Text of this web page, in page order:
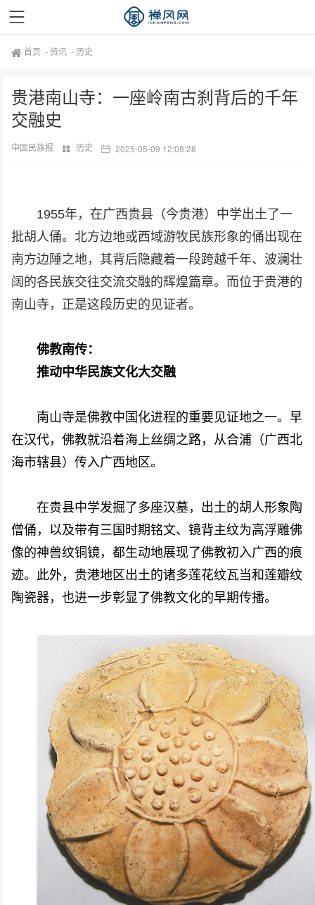
首页 - 资讯 - 历史
贵港南山寺：一座岭南古刹背后的千年
交融史
中国民族报 历史 2025-05-09 12:08:28
1955年，在广西贵县（今贵港）中学出土了一
批胡人俑。北方边地或西域游牧民族形象的俑出现在
南方边陲之地，其背后隐藏着一段跨越千年、波澜壮
阔的各民族交往交流交融的辉煌篇章。而位于贵港的
南山寺，正是这段历史的见证者。
佛教南传：
推动中华民族文化大交融
南山寺是佛教中国化进程的重要见证地之一。早
在汉代，佛教就沿着海上丝绸之路，从合浦（广西北
海市辖县）传入广西地区。
在贵县中学发掘了多座汉墓，出土的胡人形象陶
僧俑，以及带有三国时期铭文、镜背主纹为高浮雕佛
像的神兽纹铜镜，都生动地展现了佛教初入广西的痕
迹。此外，贵港地区出土的诸多莲花纹瓦当和莲瓣纹
陶瓷器，也进一步彰显了佛教文化的早期传播。